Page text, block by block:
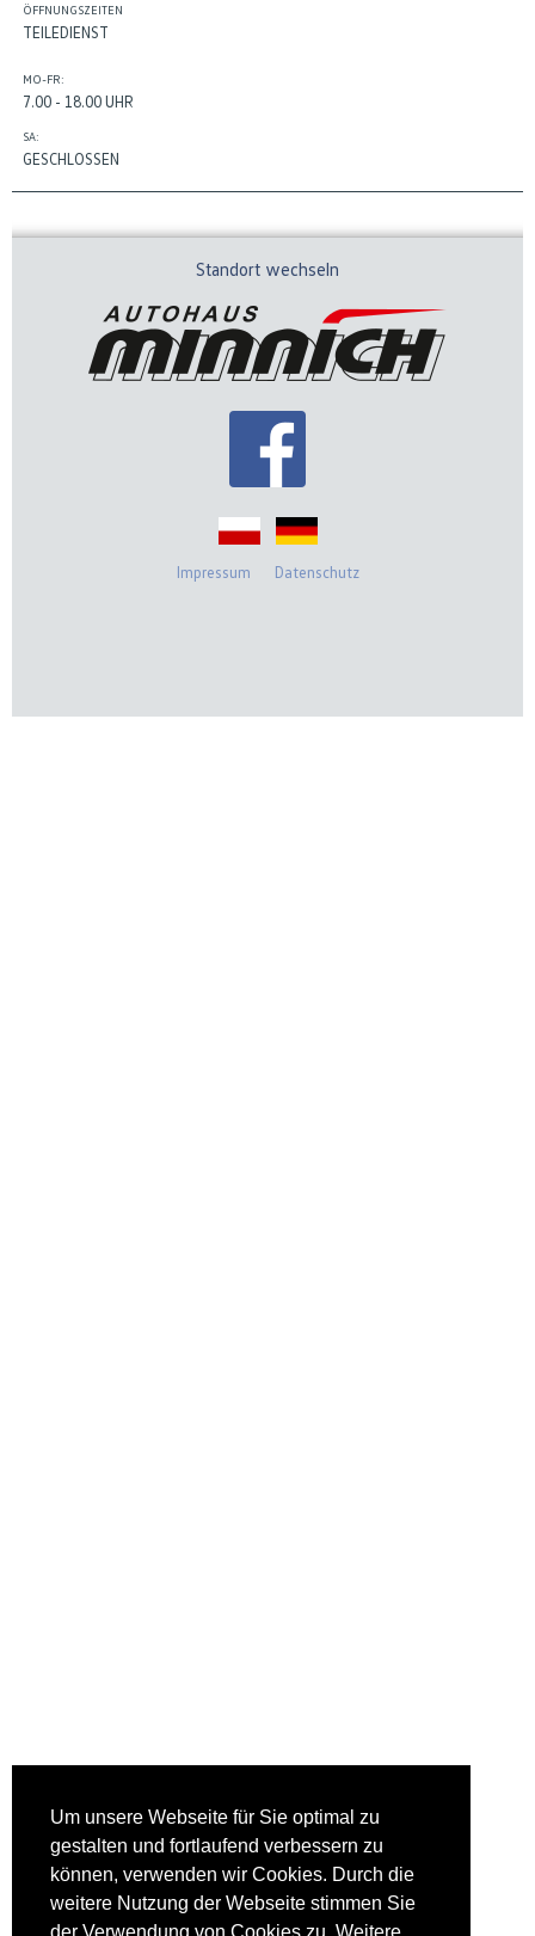
Um unsere Webseite für Sie optimal zu
gestalten und fortlaufend verbessern zu
können, verwenden wir Cookies. Durch die
weitere Nutzung der Webseite stimmen Sie
ÖFFNUNGSZEITEN
TEILEDIENST
MO-FR:
7.00 - 18.00 UHR
SA:
GESCHLOSSEN
Standort wechseln
Impressum Datenschutz